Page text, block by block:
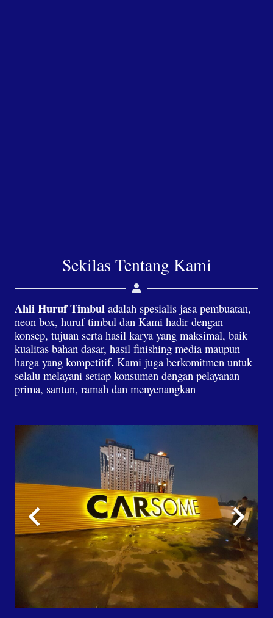
Sekilas Tentang Kami
Ahli Huruf Timbul adalah spesialis jasa pembuatan,
neon box, huruf timbul dan Kami hadir dengan
konsep, tujuan serta hasil karya yang maksimal, baik
kualitas bahan dasar, hasil finishing media maupun
harga yang kompetitif. Kami juga berkomitmen untuk
selalu melayani setiap konsumen dengan pelayanan
prima, santun, ramah dan menyenangkan